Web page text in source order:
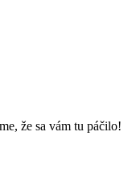
že sa vám tu páčilo!